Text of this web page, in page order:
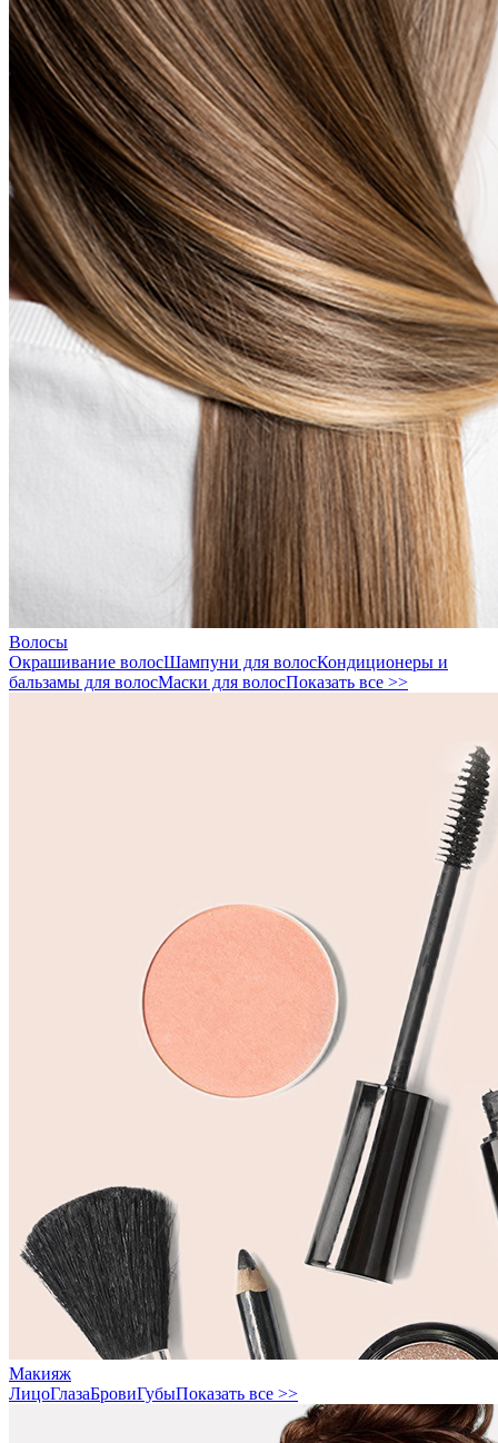
Волосы
Окрашивание волосШампуни для волосКондиционеры и
бальзамы для волосМаски для волосПоказать все >>
Макияж
ЛицоГлазаБровиГубыПоказать все >>